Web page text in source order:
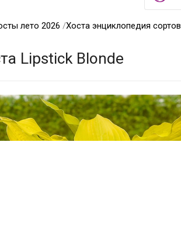
лето 2026 /Хоста энциклопедия сортов
Lipstick Blonde